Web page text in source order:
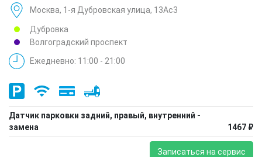
Москва, 1-я Дубровская улица, 13Ас3
Дубровка
Волгоградский проспект
Ежедневно: 11:00 - 21:00
Датчик парковки задний, правый, внутренний -
замена
1467 ₽
Записаться на сервис